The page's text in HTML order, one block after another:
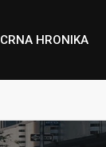
CRNA HRONIKA